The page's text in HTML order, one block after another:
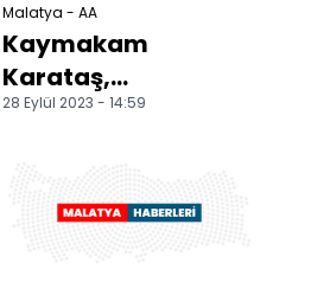
Malatya - AA
Kaymakam
Karataş,
öğrencilerle
28 Eylül 2023 - 14:59